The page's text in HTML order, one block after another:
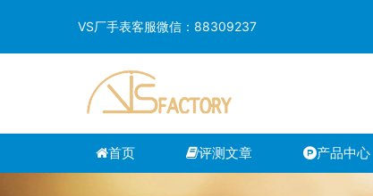
首页 评测文章 产品中心
VS厂手表客服微信：88309237